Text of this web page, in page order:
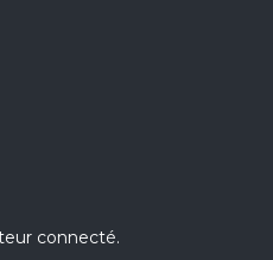
connecté.